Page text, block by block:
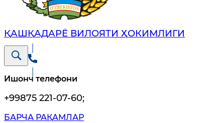
ҚАШҚАДАРЁ ВИЛОЯТИ ҲОКИМЛИГИ
Ишонч телефони
+99875 221-07-60;
БАРЧА РАҚАМЛАР